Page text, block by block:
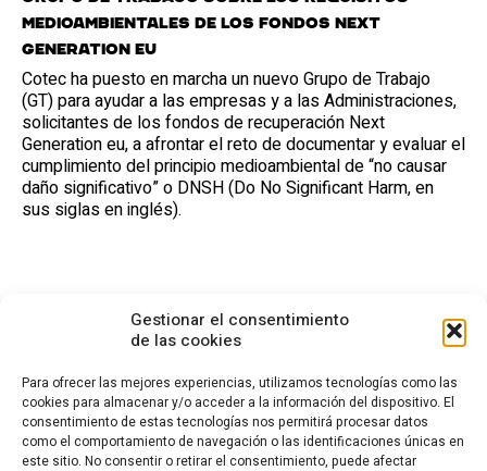
Gestionar el consentimiento
de las cookies
Para ofrecer las mejores experiencias, utilizamos tecnologías como las
cookies para almacenar y/o acceder a la información del dispositivo. El
consentimiento de estas tecnologías nos permitirá procesar datos
como el comportamiento de navegación o las identificaciones únicas en
este sitio. No consentir o retirar el consentimiento, puede afectar
medioambientales de los fondos Next
Generation EU
Cotec ha puesto en marcha un nuevo Grupo de Trabajo
(GT) para ayudar a las empresas y a las Administraciones,
solicitantes de los fondos de recuperación Next
Generation eu, a afrontar el reto de documentar y evaluar el
cumplimiento del principio medioambiental de “no causar
daño significativo” o DNSH (Do No Significant Harm, en
sus siglas en inglés).
CONTACTO
Calle Cea Bermúdez, 3